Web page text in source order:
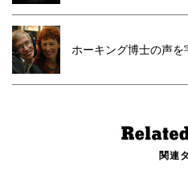
ホーキング博士の声
関連